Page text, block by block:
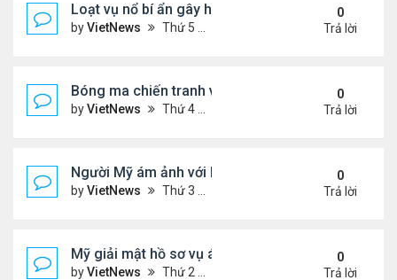
Loạt vụ nổ bí ẩn gây hoang mang ở Iran
byVietNews Thứ 5 Tháng 7 24, 2025 3:50 pm
0
Trả lời
Bóng ma chiến tranh với Israel ám ảnh người Iran
byVietNews Thứ 4 Tháng 7 23, 2025 5:32 pm
0
Trả lời
Người Mỹ ám ảnh với hồ sơ Epstein
byVietNews Thứ 3 Tháng 7 22, 2025 5:08 pm
0
Trả lời
Mỹ giải mật hồ sơ vụ ám sát Martin Luther King Jr.
byVietNews Thứ 2 Tháng 7 21, 2025 5:36 pm
0
Trả lời